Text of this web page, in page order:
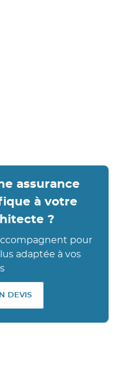
assurance
à votre
?
pour
adaptée à vos
DEVIS